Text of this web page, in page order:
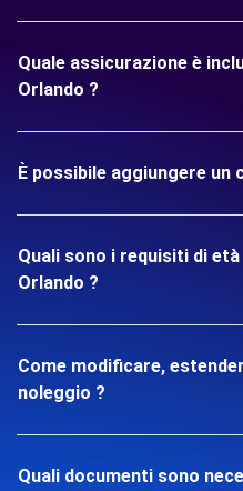
Quale assicurazione è
Orlando ?
È possibile aggiungere un
Quali sono i requisiti di
Orlando ?
Come modificare,
noleggio ?
Quali documenti sono